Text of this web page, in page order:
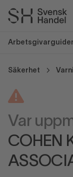
Säkerhet
Var
COHEN